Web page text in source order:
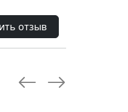
отзыв